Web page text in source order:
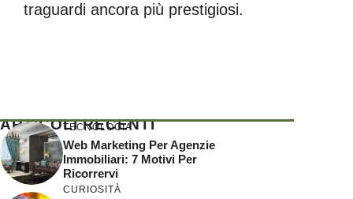
traguardi ancora più prestigiosi.
ARTICOLI RECENTI
TECNOLOGIA
Web Marketing Per Agenzie
Immobiliari: 7 Motivi Per
Ricorrervi
CURIOSITÀ